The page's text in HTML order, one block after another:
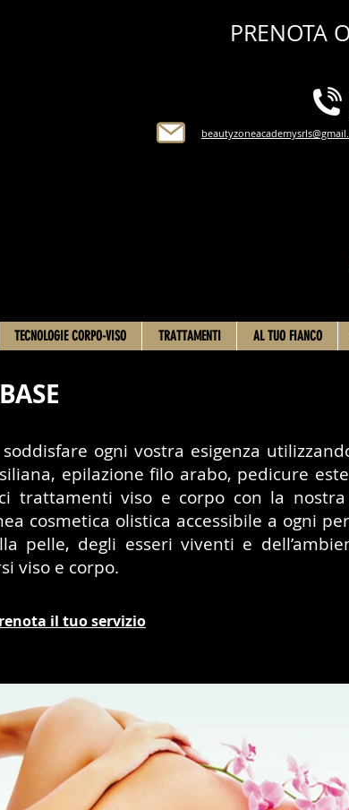
PRENOTA
TECNOLOGIE CORPO-VISO TRATTAMENTI AL TUO FIANCO
ogni vostra esigenza
epilazione filo arabo, pedicure
trattamenti viso e corpo con la nostra
cosmetica olistica accessibile a ogni
pelle, degli esseri viventi e
viso e corpo.
il tuo servizio